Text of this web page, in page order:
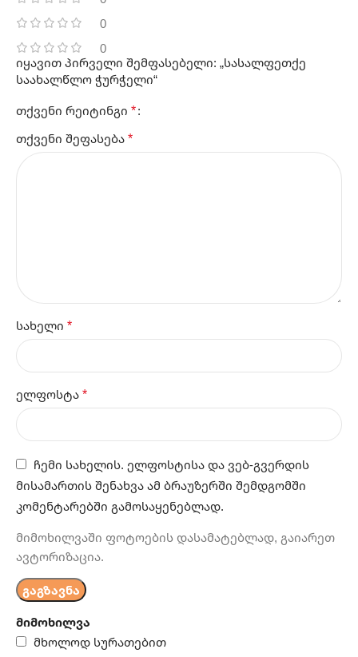
0
0
მიმოხილვა
მხოლოდ სურათებით
იყავით პირველი შემფასებელი: „სასალფეთქე
საახალწლო ჭურჭელი“
თქვენი რეიტინგი *
თქვენი შეფასება *
სახელი *
ელფოსტა *
ჩემი სახელის. ელფოსტისა და ვებ-გვერდის
მისამართის შენახვა ამ ბრაუზერში შემდგომში
კომენტარებში გამოსაყენებლად.
მიმოხილვაში ფოტოების დასამატებლად, გაიარეთ
ავტორიზაცია.